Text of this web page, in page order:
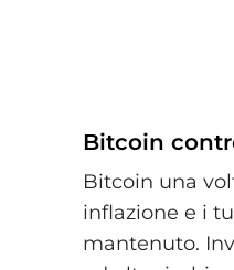
Bitcoin
Bitcoin una
inflazione e i
mantenuto.